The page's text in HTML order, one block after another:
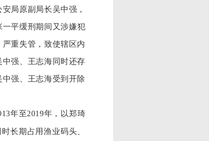
局原副局长吴中强，
平缓刑期间又涉嫌犯
重失管，致使辖区内
强、王志海同时还存
强、王志海受到开除
年至2019年，以郑琦
长期占用渔业码头、